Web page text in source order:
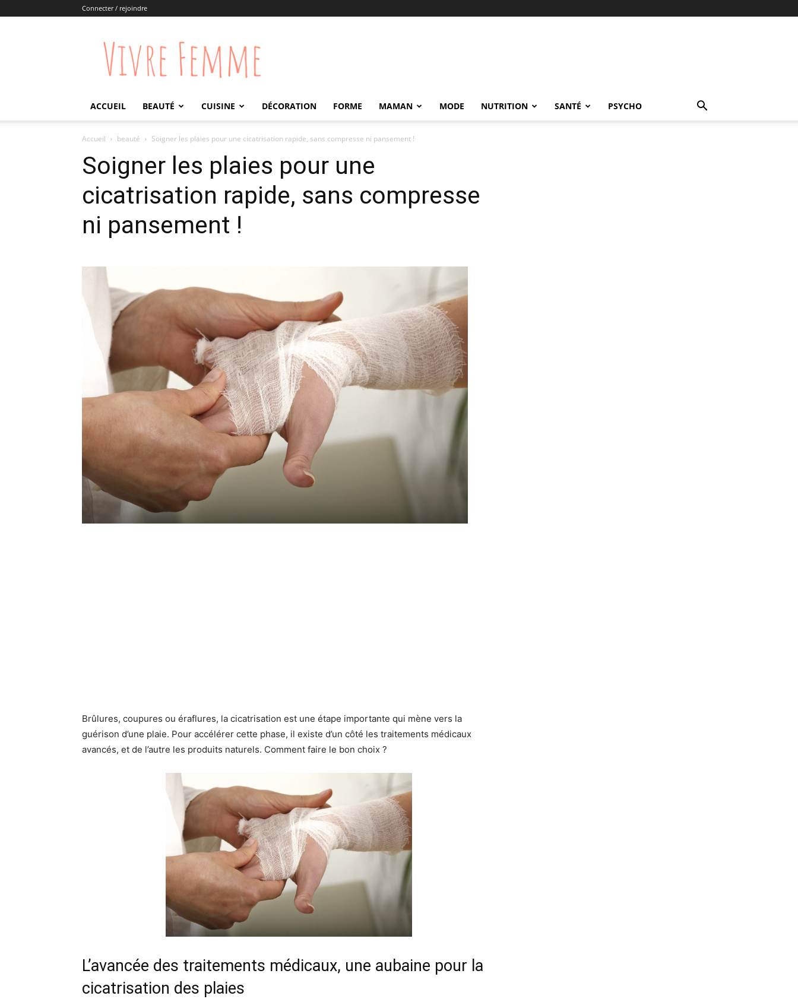
Connecter / rejoindre
Vivre
Femme
ACCUEIL BEAUTÉ CUISINE DÉCORATION FORME MAMAN MODE NUTRITION SANTÉ PSYCHO
Accueil beauté Soigner les plaies pour une cicatrisation rapide, sans compresse ni pansement !
Soigner les plaies pour une
cicatrisation rapide, sans compresse
ni pansement !
Brûlures, coupures ou éraflures, la cicatrisation est une étape importante qui mène vers la
guérison d’une plaie. Pour accélérer cette phase, il existe d’un côté les traitements médicaux
avancés, et de l’autre les produits naturels. Comment faire le bon choix ?
L’avancée des traitements médicaux, une aubaine pour la
cicatrisation des plaies